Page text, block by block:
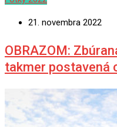
21. novembra 2022
OBRAZOM:
takmer postavená